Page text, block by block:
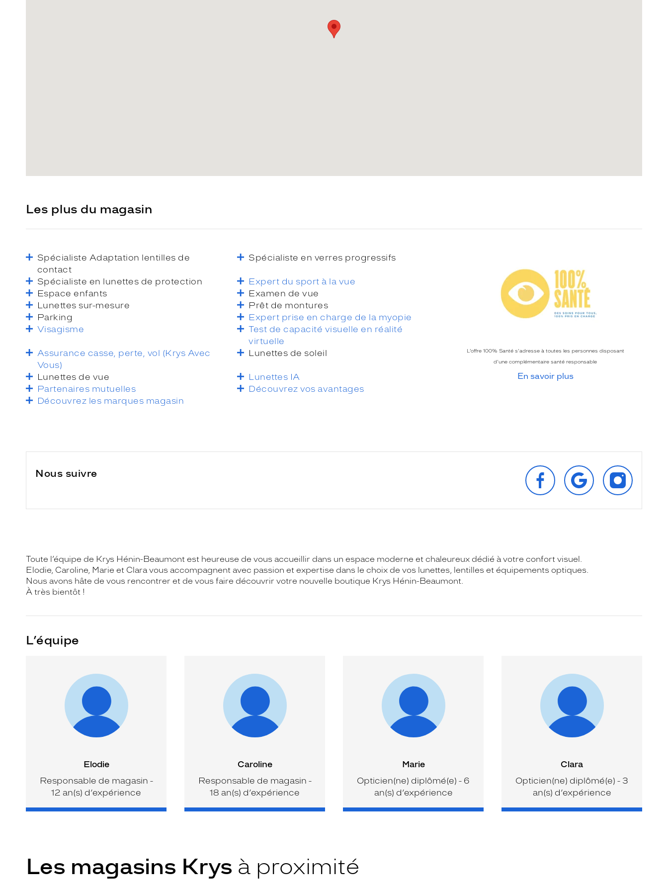
Les plus du magasin
Spécialiste Adaptation lentilles de
contact
Spécialiste en verres progressifs
Spécialiste en lunettes de protection
Expert du sport à la vue
Espace enfants
Examen de vue
Lunettes sur-mesure
Prêt de montures
Parking
Expert prise en charge de la myopie
Visagisme
Test de capacité visuelle en réalité
virtuelle
Assurance casse, perte, vol (Krys Avec
Vous)
Lunettes de soleil
Lunettes de vue
Lunettes IA
Partenaires mutuelles
Découvrez vos avantages
Découvrez les marques magasin
L’offre 100% Santé s’adresse à toutes les personnes disposant
d’une complémentaire santé responsable
En savoir plus
Nous suivre
SUIVEZ‑NOUS
SUR
FACEBOOK
RETROUVEZ‑NOUS
SUR
GOOGLE
SUR
INSTAGRAM
Toute l’équipe de Krys Hénin-Beaumont est heureuse de vous accueillir dans un espace moderne et chaleureux dédié à votre confort visuel.
Elodie, Caroline, Marie et Clara vous accompagnent avec passion et expertise dans le choix de vos lunettes, lentilles et équipements optiques.
Nous avons hâte de vous rencontrer et de vous faire découvrir votre nouvelle boutique Krys Hénin-Beaumont.
À très bientôt !
L’équipe
Elodie
Responsable de magasin -
12 an(s) d’expérience
Caroline
Responsable de magasin -
18 an(s) d’expérience
Marie
Opticien(ne) diplômé(e) - 6
an(s) d’expérience
Clara
Opticien(ne) diplômé(e) - 3
an(s) d’expérience
Les magasins Krys à proximité